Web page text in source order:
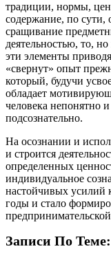
традиции, нормы,
содержание, по
сращивание
деятельностью, то,
эти элементы
«свернут» опыт
который, будучи
обладает
человека непонятно
подсознательно.
На осознании и
и строится
определенных
индивидуальное
настойчивых усилий
годы и стало
Записи По Теме: